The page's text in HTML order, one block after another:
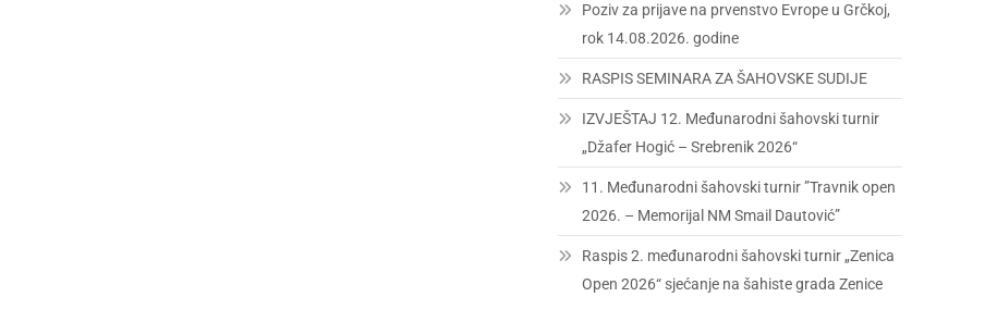
Poziv za prijave na prvenstvo Evrope u Grčkoj,
rok 14.08.2026. godine
RASPIS SEMINARA ZA ŠAHOVSKE SUDIJE
IZVJEŠTAJ 12. Međunarodni šahovski turnir
„Džafer Hogić – Srebrenik 2026“
11. Međunarodni šahovski turnir ”Travnik open
2026. – Memorijal NM Smail Dautović”
Raspis 2. međunarodni šahovski turnir „Zenica
Open 2026“ sjećanje na šahiste grada Zenice